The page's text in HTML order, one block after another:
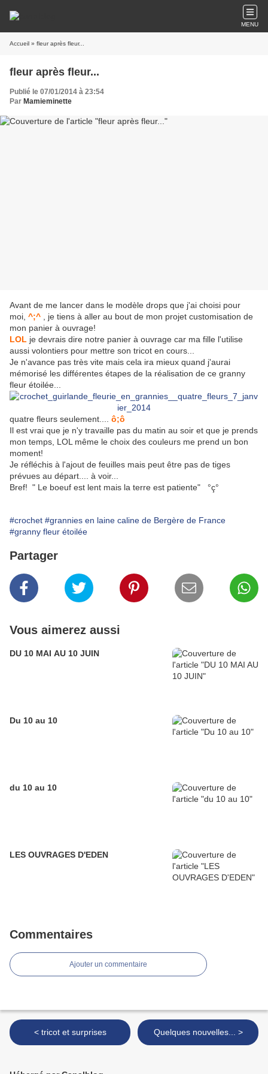
MENU
Accueil » fleur après fleur...
fleur après fleur...
Publié le 07/01/2014 à 23:54
Par Mamieminette
Avant de me lancer dans le modèle drops que j'ai choisi pour
moi, ^;^ , je tiens à aller au bout de mon projet customisation de
mon panier à ouvrage!
LOL je devrais dire notre panier à ouvrage car ma fille l'utilise
aussi volontiers pour mettre son tricot en cours...
Je n'avance pas très vite mais cela ira mieux quand j'aurai
mémorisé les différentes étapes de la réalisation de ce granny
fleur étoilée...
quatre fleurs seulement.... ô;ô
Il est vrai que je n'y travaille pas du matin au soir et que je prends
mon temps, LOL même le choix des couleurs me prend un bon
moment!
Je réfléchis à l'ajout de feuilles mais peut être pas de tiges
prévues au départ.... à voir...
Bref! " Le boeuf est lent mais la terre est patiente" °ç°
#crochet #grannies en laine caline de Bergère de France
#granny fleur étoilée
Partager
Vous aimerez aussi
DU 10 MAI AU 10 JUIN
Du 10 au 10
du 10 au 10
LES OUVRAGES D'EDEN
Commentaires
Ajouter un commentaire
< tricot et surprises Quelques nouvelles... >